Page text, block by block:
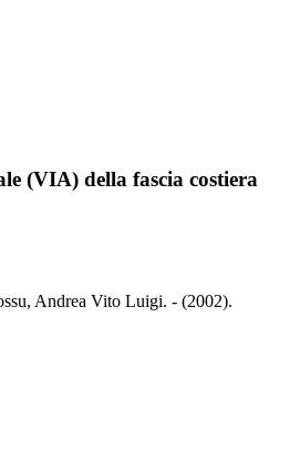
(VIA) della fascia costiera
Andrea Vito Luigi. - (2002).